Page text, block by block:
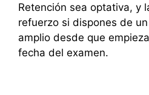
Retención sea optativa, y
refuerzo si dispones de
amplio desde que
fecha del examen.